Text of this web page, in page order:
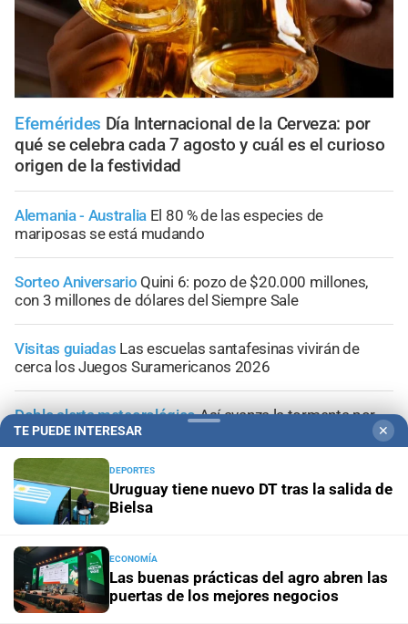
Efemérides Día Internacional de la Cerveza: por
qué se celebra cada 7 agosto y cuál es el curioso
origen de la festividad
Alemania - Australia El 80 % de las especies de
mariposas se está mudando
Sorteo Aniversario Quini 6: pozo de $20.000 millones,
con 3 millones de dólares del Siempre Sale
Visitas guiadas Las escuelas santafesinas vivirán de
cerca los Juegos Suramericanos 2026
Doble alerta meteorológicoAsí avanza la tormenta por
Santa Fe con alerta amarilla; la información minuto a
minuto
TE PUEDE INTERESAR ✕
DEPORTES
Uruguay tiene nuevo DT tras la salida de
Bielsa
ECONOMÍA
Las buenas prácticas del agro abren las
puertas de los mejores negocios